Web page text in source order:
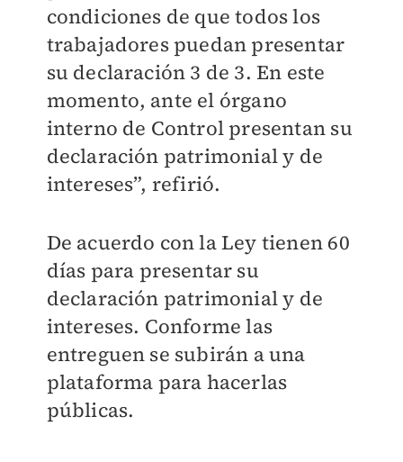
condiciones de que todos los
trabajadores puedan presentar
su declaración 3 de 3. En este
momento, ante el órgano
interno de Control presentan su
declaración patrimonial y de
intereses”, refirió.
De acuerdo con la Ley tienen 60
días para presentar su
declaración patrimonial y de
intereses. Conforme las
entreguen se subirán a una
plataforma para hacerlas
públicas.